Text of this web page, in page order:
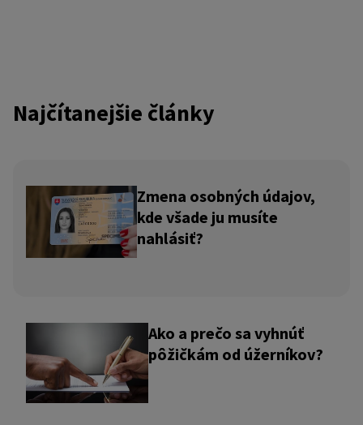
Najčítanejšie články
Zmena osobných údajov,
kde všade ju musíte
nahlásiť?
Ako a prečo sa vyhnúť
pôžičkám od úžerníkov?